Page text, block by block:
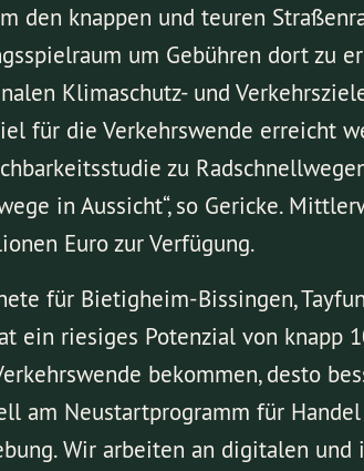
den knappen und teuren
um Gebühren dort zu
Klimaschutz- und
für die Verkehrswende erreicht
zu
in Aussicht“, so Gericke.
Euro zur Verfügung.
für Bietigheim-Bissingen,
riesiges Potenzial von knapp
bekommen, desto
am Neustartprogramm für
Wir arbeiten an digitalen